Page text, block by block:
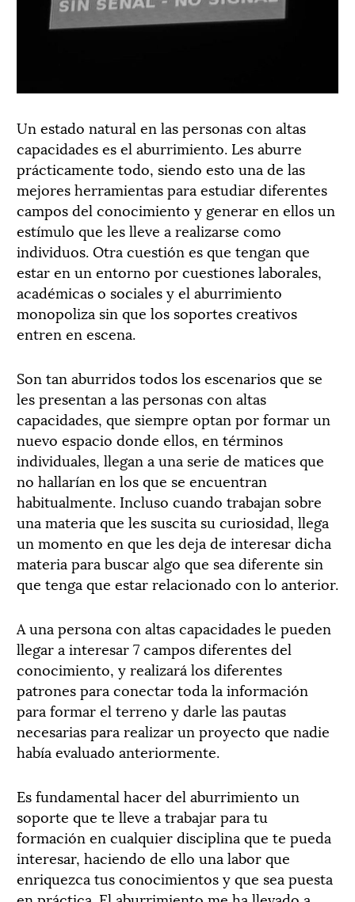
Un estado natural en las personas con altas
capacidades es el aburrimiento. Les aburre
prácticamente todo, siendo esto una de las
mejores herramientas para estudiar diferentes
campos del conocimiento y generar en ellos un
estímulo que les lleve a realizarse como
individuos. Otra cuestión es que tengan que
estar en un entorno por cuestiones laborales,
académicas o sociales y el aburrimiento
monopoliza sin que los soportes creativos
entren en escena.
Son tan aburridos todos los escenarios que se
les presentan a las personas con altas
capacidades, que siempre optan por formar un
nuevo espacio donde ellos, en términos
individuales, llegan a una serie de matices que
no hallarían en los que se encuentran
habitualmente. Incluso cuando trabajan sobre
una materia que les suscita su curiosidad, llega
un momento en que les deja de interesar dicha
materia para buscar algo que sea diferente sin
que tenga que estar relacionado con lo anterior.
A una persona con altas capacidades le pueden
llegar a interesar 7 campos diferentes del
conocimiento, y realizará los diferentes
patrones para conectar toda la información
para formar el terreno y darle las pautas
necesarias para realizar un proyecto que nadie
había evaluado anteriormente.
Es fundamental hacer del aburrimiento un
soporte que te lleve a trabajar para tu
formación en cualquier disciplina que te pueda
interesar, haciendo de ello una labor que
enriquezca tus conocimientos y que sea puesta